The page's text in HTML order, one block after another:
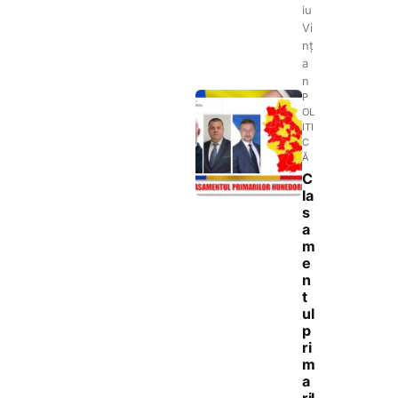
iu
Vi
nț
a
n
P
OL
ITI
C
Ă
C
la
s
a
m
e
n
t
ul
p
ri
m
a